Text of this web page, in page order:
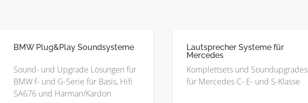
BMW Plug&Play Soundsysteme
Sound- und Upgrade Lösungen für
BMW f- und G-Serie für Basis, Hifi
SA676 und Harman/Kardon
Lautsprecher Systeme für
Mercedes
Komplettsets und Soundupgrades
für Mercedes C- E- und S-Klasse